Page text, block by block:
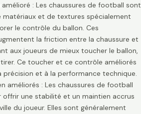
: Les chaussures de football sont
et de textures spécialement
le contrôle du ballon. Ces
la friction entre la chaussure et
aux joueurs de mieux toucher le ballon,
Ce toucher et ce contrôle améliorés
précision et à la performance technique.
améliorés : Les chaussures de football
une stabilité et un maintien accrus
du joueur. Elles sont généralement